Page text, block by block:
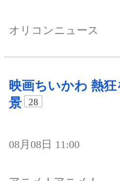
オリコンニュース
映画ちいかわ 熱
景
28
08月08日 11:00